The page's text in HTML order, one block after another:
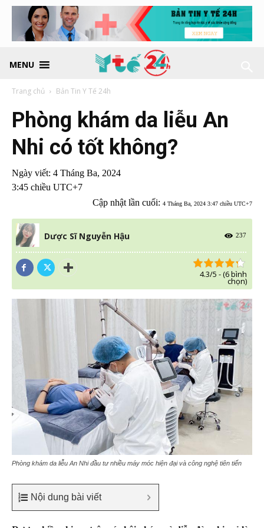
MENU
Trang chủ Bản Tin Y Tế 24h
Phòng khám da liễu An
Nhi có tốt không?
Ngày viết: 4 Tháng Ba, 2024
3:45 chiều UTC+7
Cập nhật lần cuối: 4 Tháng Ba, 2024 3:47 chiều UTC+7
Dược Sĩ Nguyễn Hậu 237
4.3/5 - (6 bình
chọn)
Phòng khám da liễu An Nhi đầu tư nhiều máy móc hiện đại và công nghệ tiên tiến
Nội dung bài viết